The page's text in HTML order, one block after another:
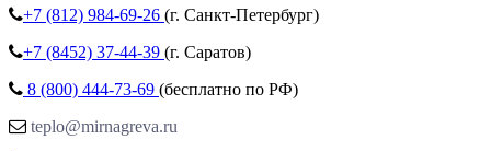
+7 (812) 984-69-26 (г. Санкт-Петербург)
+7 (8452) 37-44-39 (г. Саратов)
8 (800) 444-73-69 (бесплатно по РФ)
teplo@mirnagreva.ru